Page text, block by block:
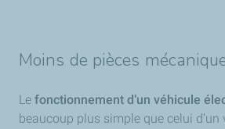
Moins de pièces
Le fonctionnement d’un véhicule
beaucoup plus simple que celui